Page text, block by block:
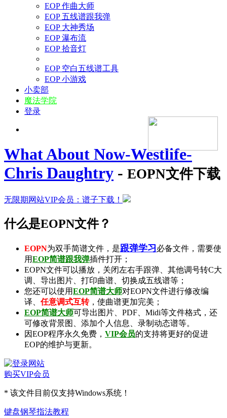
EOP 作曲大师
EOP 五线谱跟我弹
EOP 大神秀场
EOP 瀑布流
EOP 拾音灯
EOP 空白五线谱工具
EOP 小游戏
小卖部
魔法学院
登录
What About Now-Westlife-
Chris Daughtry - EOPN文件下载
无限期网站VIP会员：谱子下载！
什么是EOPN文件？
EOPN为双手简谱文件，是跟弹学习必备文件，需要使
用EOP简谱跟我弹插件打开；
EOPN文件可以播放，关闭左右手跟弹、其他调号转C大
调、导出图片、打印曲谱、切换成五线谱等；
您还可以使用EOP简谱大师对EOPN文件进行修改编
译、 任意调式互转，使曲谱更加完美；
EOP简谱大师可导出 图片 PDF Midi等文件格式，还
可修改背景图、添加个人信息、录制 动态谱等。
因EOP程序永久免费， VIP会员的支持将更好的促进
EOP的维护与更新。
购买VIP会员
* 该文件目前仅支持Windows系统！
键盘钢琴指法教程